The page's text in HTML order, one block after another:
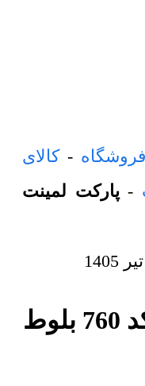
فروشگاه -کالای
-پارکت لمینت
پارکت لمینت آرتا کد 760 بلوط